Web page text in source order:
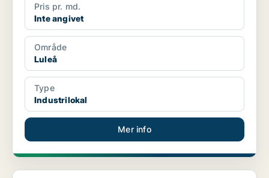
Pris pr. md.
Inte angivet
Område
Luleå
Type
Industrilokal
Mer info
Industrilokal i Luleå